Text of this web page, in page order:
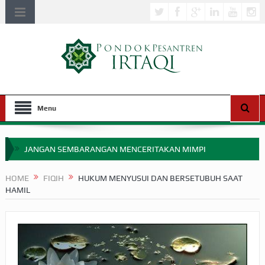
Menu
JANGAN SEMBARANGAN MENCERITAKAN MIMPI
MIMPI YANG DIABAIKAN MENJELANG PERANG BADAR
SEBELUM TIBA SAAT WAJIB?
HAKIKAT NIKMAT DI DUNIA!
HOME FIQIH
HUKUM MENYUSUI DAN BERSETUBUH SAAT
HAMIL